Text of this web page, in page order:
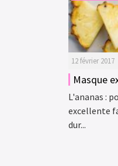
12 février 2017
Masque
L'ananas :
excellente
dur...